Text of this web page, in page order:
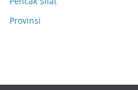
Provinsi